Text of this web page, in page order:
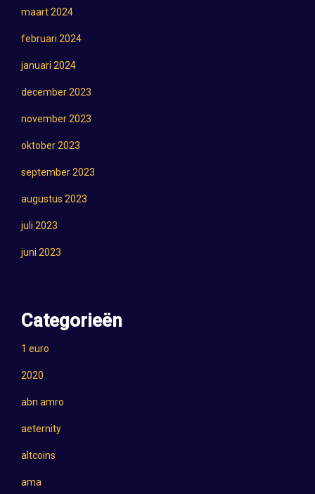
maart 2024
februari 2024
januari 2024
december 2023
november 2023
oktober 2023
september 2023
augustus 2023
juli 2023
juni 2023
Categorieën
1 euro
2020
abn amro
aeternity
altcoins
ama